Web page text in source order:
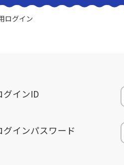
ログイン
グインID
グインパスワード